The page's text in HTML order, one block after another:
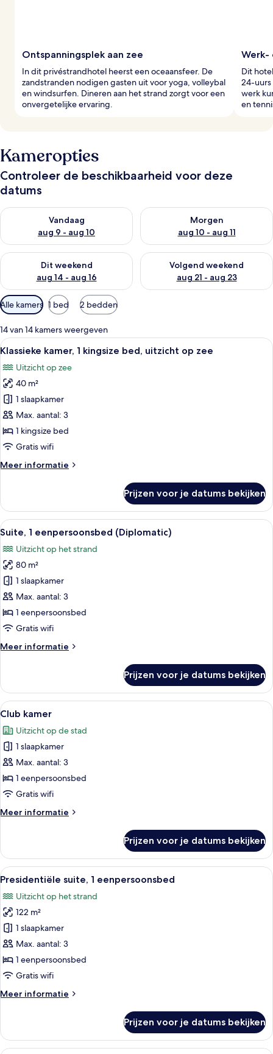
Ontspanningsplek aan zee
In dit privéstrandhotel heerst een oceaansfeer. De
zandstranden nodigen gasten uit voor yoga, volleybal
en windsurfen. Dineren aan het strand zorgt voor een
onvergetelijke ervaring.
Werk-
Dit
24-uurs
werk
en
Kameropties
Controleer de beschikbaarheid voor deze
datums
Vandaag
aug 9 - aug 10
De beschikbaarheid controleren voor vanavond aug 9 - aug
Morgen
aug 10 - aug 11
De beschikbaarheid
Dit weekend
aug 14 - aug 16
De beschikbaarheid controleren voor dit weekend aug 14 -
Volgend weekend
aug 21 - aug 23
De beschikbaarheid
Beschikbare
filters
voor
kamers
Alle kamers 1 bed 2 bedden
14 van 14 kamers weergeven
Alle
foto's
voor
Klassieke
kamer,
1
kingsize
bed,
op
Een hotelkamer met een groot bed,
20
Klassieke kamer, 1 kingsize bed, uitzicht op zee
Uitzicht op zee
40 m²
1 slaapkamer
Max. aantal: 3
1 kingsize bed
Gratis wifi
Meer informatie
Meer
kamer,
kingsize
uitzicht
op
zee
Prijzen voor je datums bekijken
Alle
foto's
voor
Suite,
eenpersoonsbed
(Diplomatic)
laden
Een hotelkamer met een zithoek,
19
Suite, 1 eenpersoonsbed (Diplomatic)
Uitzicht op het strand
80 m²
1 slaapkamer
Max. aantal: 3
1 eenpersoonsbed
Gratis wifi
Meer informatie
Meer
1
eenpersoonsbed
(Diplomatic)
Prijzen voor je datums bekijken
Alle
foto's
voor
Club
kamer
laden
Een moderne badkamer met een
17
Club kamer
Uitzicht op de stad
1 slaapkamer
Max. aantal: 3
1 eenpersoonsbed
Gratis wifi
Meer informatie
Meer
kamer
Prijzen voor je datums bekijken
Alle
foto's
voor
Presidentiële
suite,
1
eenpersoonsbed
laden
Een hotelkamer met een zithoek,
16
Presidentiële suite, 1 eenpersoonsbed
Uitzicht op het strand
122 m²
1 slaapkamer
Max. aantal: 3
1 eenpersoonsbed
Gratis wifi
Meer informatie
Meer
suite,
Prijzen voor je datums bekijken